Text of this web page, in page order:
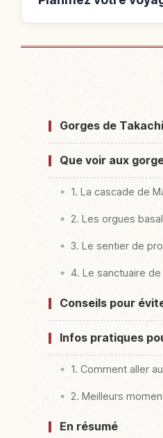
Gorges de
Que voir aux
1. La cascade de
2. Les orgues
3. Le sentier de
4. Le sanctuaire
Conseils pour
Infos pratiques
1. Comment aller
2. Meilleurs
En résumé